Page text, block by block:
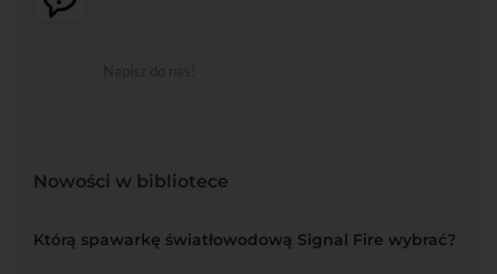
Nowości w bibliotece
Którą spawarkę światłowodową Signal Fire wybrać?